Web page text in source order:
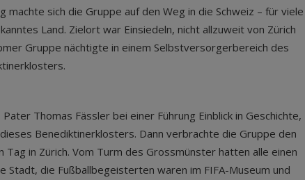
machte sich die Gruppe auf den Weg in die Schweiz – für viele
Land. Zielort war Einsiedeln, nicht allzuweit von Zürich
Gruppe nächtigte in einem Selbstversorgerbereich des
Thomas Fässler bei einer Führung Einblick in Geschichte,
Benediktinerklosters. Dann verbrachte die Gruppe den
Tag in Zürich. Vom Turm des Grossmünster hatten alle einen
Stadt, die Fußballbegeisterten waren im FIFA-Museum und